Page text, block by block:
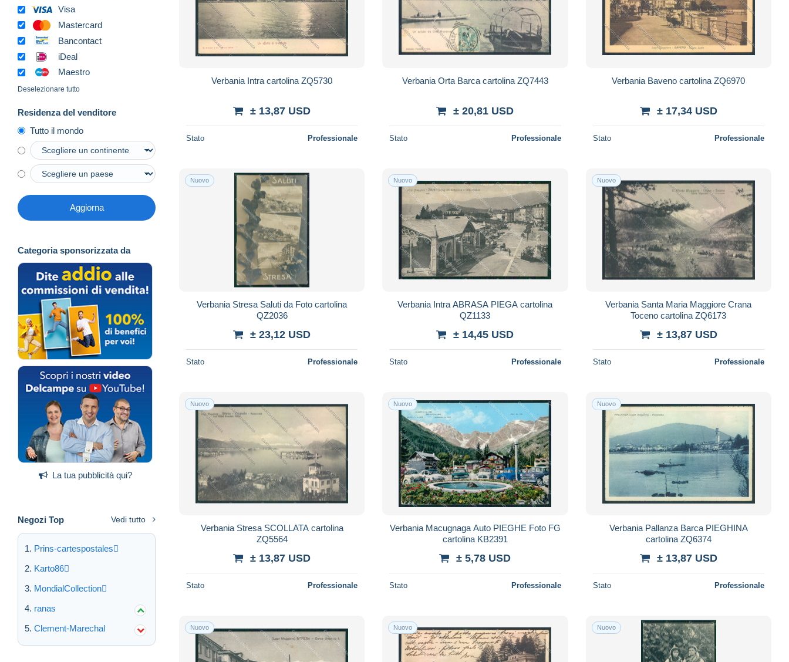
Visa
Mastercard
Bancontact
iDeal
Maestro
Deselezionare tutto
Residenza del venditore
Tutto il mondo
Aggiorna
Categoria sponsorizzata da
La tua pubblicità qui?
Negozi Top Vedi tutto
Prins-cartespostales
Karto86
MondialCollection
ranas
Clement-Marechal
Verbania Intra cartolina ZQ5730
± 13,87 USD
Stato Professionale
Verbania Orta Barca cartolina ZQ7443
± 20,81 USD
Stato Professionale
Verbania Baveno cartolina ZQ6970
± 17,34 USD
Stato Professionale
Nuovo
Verbania Stresa Saluti da Foto cartolina
QZ2036
± 23,12 USD
Stato Professionale
Nuovo
Verbania Intra ABRASA PIEGA cartolina
QZ1133
± 14,45 USD
Stato Professionale
Nuovo
Verbania Santa Maria Maggiore Crana
Toceno cartolina ZQ6173
± 13,87 USD
Stato Professionale
Nuovo
Verbania Stresa SCOLLATA cartolina
ZQ5564
± 13,87 USD
Stato Professionale
Nuovo
Verbania Macugnaga Auto PIEGHE Foto FG
cartolina KB2391
± 5,78 USD
Stato Professionale
Nuovo
Verbania Pallanza Barca PIEGHINA
cartolina ZQ6374
± 13,87 USD
Stato Professionale
Nuovo Nuovo Nuovo